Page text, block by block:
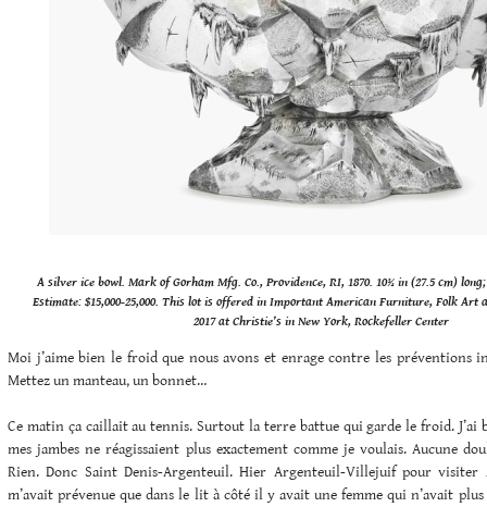
A silver ice bowl. Mark of Gorham Mfg. Co., Providence, RI, 1870. 10¾ in (27.5 cm)
Estimate: $15,000-25,000. This lot is offered in Important American Furniture, Folk Art
2017 at Christie’s in New York, Rockefeller Center
Moi j’aime bien le froid que nous avons et enrage contre les préventions
Mettez un manteau, un bonnet…
Ce matin ça caillait au tennis. Surtout la terre battue qui garde le froid.
mes jambes ne réagissaient plus exactement comme je voulais. Aucune
Rien. Donc Saint Denis-Argenteuil. Hier Argenteuil-Villejuif pour visiter
m’avait prévenue que dans le lit à côté il y avait une femme qui n’avait